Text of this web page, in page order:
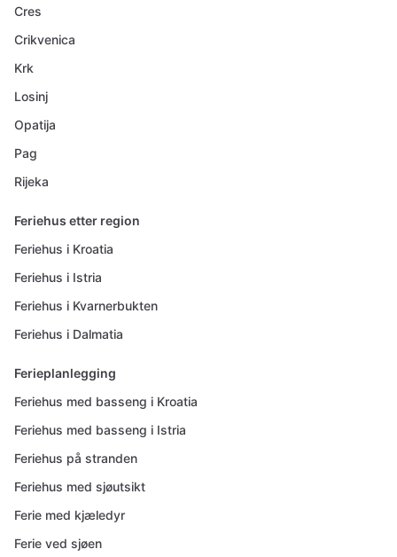
Cres
Crikvenica
Krk
Losinj
Opatija
Pag
Rijeka
Feriehus etter region
Feriehus i Kroatia
Feriehus i Istria
Feriehus i Kvarnerbukten
Feriehus i Dalmatia
Ferieplanlegging
Feriehus med basseng i Kroatia
Feriehus med basseng i Istria
Feriehus på stranden
Feriehus med sjøutsikt
Ferie med kjæledyr
Ferie ved sjøen